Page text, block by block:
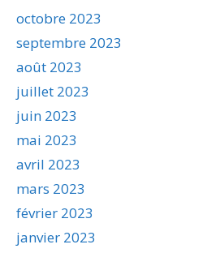
octobre 2023
septembre 2023
août 2023
juillet 2023
juin 2023
mai 2023
avril 2023
mars 2023
février 2023
janvier 2023